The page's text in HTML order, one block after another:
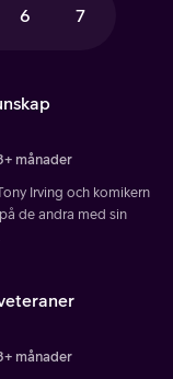
6 7
månader
Irving och komikern
de andra med sin
månader